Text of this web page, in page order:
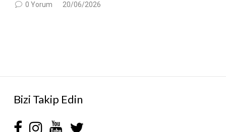
0 Yorum 20/06/2026
Bizi Takip Edin